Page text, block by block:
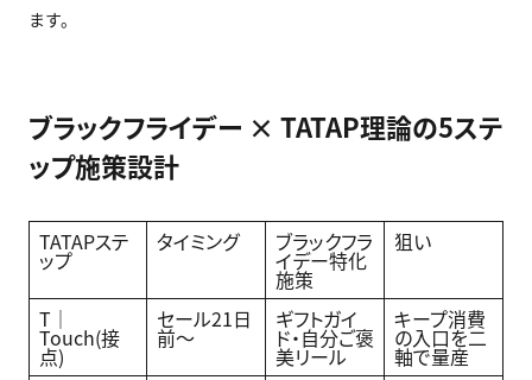
ます。
ブラックフライデー × TATAP理論の5ステ
ップ施策設計
TATAPステ
ップ
タイミング ブラックフラ
イデー特化
施策
狙い
T｜
Touch(接
点)
セール21日
前〜
ギフトガイ
ド・自分ご褒
美リール
キープ消費
の入口を二
軸で量産